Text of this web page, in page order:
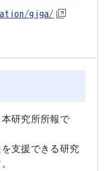
giga/
研究所所報で
支援できる研究